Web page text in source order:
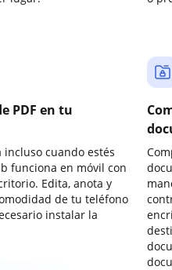
PDF en tu
cuando estés
funciona en móvil con
Edita, anota y
de tu teléfono
instalar la